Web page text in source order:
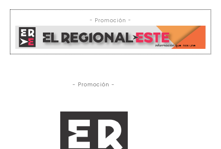
- Promoción -
- Promoción -